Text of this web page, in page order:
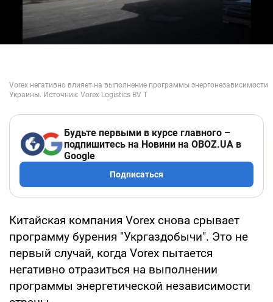
Будьте первыми в курсе главного –
подпишитесь на Новини на OBOZ.UA в
Google
Подписаться
Китайская компания Vorex снова срывает
программу бурения "Укргаздобычи". Это не
первый случай, когда Vorex пытается
негативно отразиться на выполнении
программы энергетической независимости